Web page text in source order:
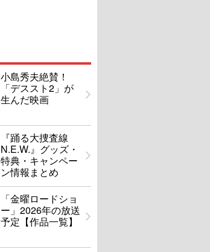
小島秀夫絶賛！
「デススト2」が
生んだ映画
『踊る大捜査線
N.E.W.』グッズ・
特典・キャンペー
ン情報まとめ
「金曜ロードショ
ー」2026年の放送
予定【作品一覧】